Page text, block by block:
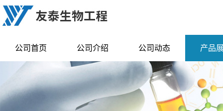
公司首页 公司介绍 公司动态 产品